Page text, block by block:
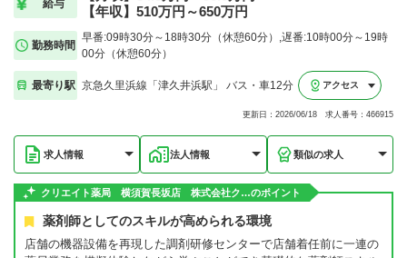
給与
【年収】510万円～650万円
勤務時間
早番:09時30分～18時30分（休憩60分）,遅番:10時00分～19時
00分（休憩60分）
最寄り駅 京急久里浜線「津久井浜駅」 バス・車12分 アクセス
更新日：2026/06/18 求人番号：466915
求人情報 法人情報 類似の求人
クリエイト薬局 横須賀長坂店 株式会社ク…のポイント
薬剤師としてのスキルが高められる環境
店舗の機器設備を再現した調剤研修センターで店舗着任前に一連の